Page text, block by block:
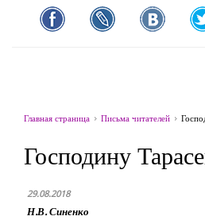
Главная страница Письма читателей
Господину
29.08.2018
Н.В. Синенко